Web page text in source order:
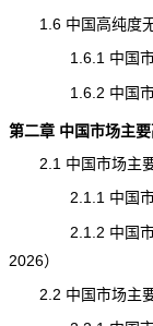
1.6 中国高纯度无
1.6.1 中国市场高
1.6.2 中国市场高
第二章 中国市场主
2.1 中国市场主要
2.1.1 中国市场主
2.1.2 中国市场主
2026）
2.2 中国市场主要